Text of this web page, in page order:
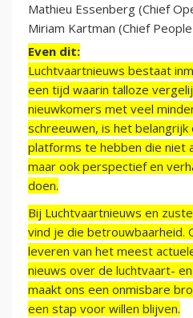
Mathieu Essenberg (Chief
Miriam Kartman (Chief
Even dit:
Luchtvaartnieuws bestaat
een tijd waarin talloze
nieuwkomers met veel
schreeuwen, is het
platforms te hebben die niet
maar ook perspectief en
doen.
Bij Luchtvaartnieuws en
vind je die betrouwbaarheid.
leveren van het meest
nieuws over de luchtvaart-
maakt ons een onmisbare
een stap voor willen blijven.